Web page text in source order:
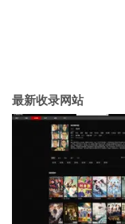
最新收录网站